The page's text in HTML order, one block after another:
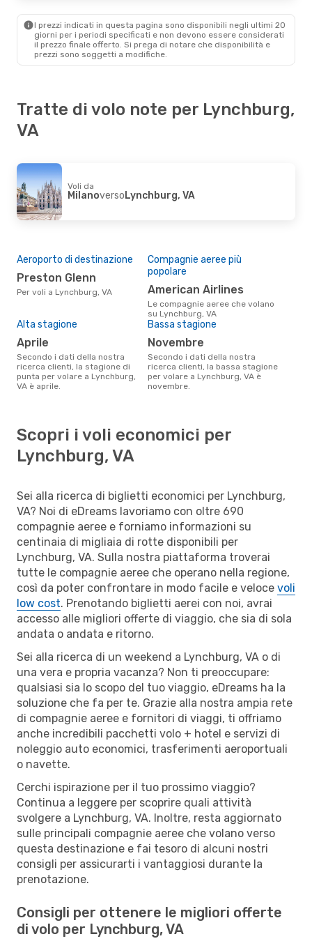
I prezzi indicati in questa pagina sono disponibili negli ultimi 20
giorni per i periodi specificati e non devono essere considerati
il ​​prezzo finale offerto. Si prega di notare che disponibilità e
prezzi sono soggetti a modifiche.
Tratte di volo note per Lynchburg,
VA
Voli da
MilanoversoLynchburg, VA
Aeroporto di destinazione
Preston Glenn
Per voli a Lynchburg, VA
Compagnie aeree più
popolare
American Airlines
Le compagnie aeree che volano
su Lynchburg, VA
Alta stagione
aprile
Secondo i dati della nostra
ricerca clienti, la stagione di
punta per volare a Lynchburg,
VA è aprile.
Bassa stagione
novembre
Secondo i dati della nostra
ricerca clienti, la bassa stagione
per volare a Lynchburg, VA è
novembre.
Scopri i voli economici per
Lynchburg, VA
Sei alla ricerca di biglietti economici per Lynchburg,
VA? Noi di eDreams lavoriamo con oltre 690
compagnie aeree e forniamo informazioni su
centinaia di migliaia di rotte disponibili per
Lynchburg, VA. Sulla nostra piattaforma troverai
tutte le compagnie aeree che operano nella regione,
così da poter confrontare in modo facile e veloce voli
low cost. Prenotando biglietti aerei con noi, avrai
accesso alle migliori offerte di viaggio, che sia di sola
andata o andata e ritorno.
Sei alla ricerca di un weekend a Lynchburg, VA o di
una vera e propria vacanza? Non ti preoccupare:
qualsiasi sia lo scopo del tuo viaggio, eDreams ha la
soluzione che fa per te. Grazie alla nostra ampia rete
di compagnie aeree e fornitori di viaggi, ti offriamo
anche incredibili pacchetti volo + hotel e servizi di
noleggio auto economici, trasferimenti aeroportuali
o navette.
Cerchi ispirazione per il tuo prossimo viaggio?
Continua a leggere per scoprire quali attività
svolgere a Lynchburg, VA. Inoltre, resta aggiornato
sulle principali compagnie aeree che volano verso
questa destinazione e fai tesoro di alcuni nostri
consigli per assicurarti i vantaggiosi durante la
prenotazione.
Consigli per ottenere le migliori offerte
di volo per Lynchburg, VA